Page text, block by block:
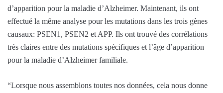
d’apparition pour la maladie d’Alzheimer. Maintenant, ils ont
effectué la même analyse pour les mutations dans les trois gènes
causaux: PSEN1, PSEN2 et APP. Ils ont trouvé des corrélations
très claires entre des mutations spécifiques et l’âge d’apparition
pour la maladie d’Alzheimer familiale.
“Lorsque nous assemblons toutes nos données, cela nous donne